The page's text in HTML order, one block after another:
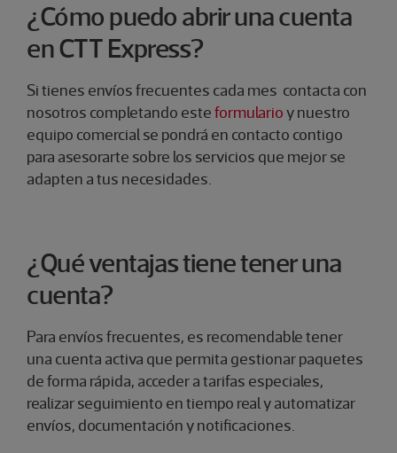
¿Cómo puedo abrir una cuenta
en CTT Express?
Si tienes envíos frecuentes cada mes contacta con
nosotros completando esteformularioy nuestro
equipo comercial se pondrá en contacto contigo
para asesorarte sobre los servicios que mejor se
adapten a tus necesidades.
​¿Qué ventajas tiene tener una
cuenta?
Para envíos frecuentes, es recomendable tener
una cuenta activa que permita gestionar paquetes
de forma rápida, acceder a tarifas especiales,
realizar seguimiento en tiempo real y automatizar
envíos, documentación y notificaciones.